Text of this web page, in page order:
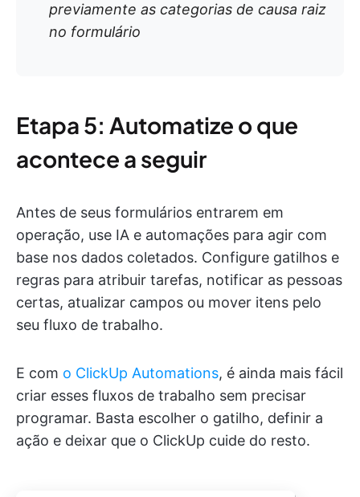
previamente as categorias de causa raiz
no formulário
Etapa 5: Automatize o que
acontece a seguir
Antes de seus formulários entrarem em
operação, use IA e automações para agir com
base nos dados coletados. Configure gatilhos e
regras para atribuir tarefas, notificar as pessoas
certas, atualizar campos ou mover itens pelo
seu fluxo de trabalho.
E com o ClickUp Automations, é ainda mais fácil
criar esses fluxos de trabalho sem precisar
programar. Basta escolher o gatilho, definir a
ação e deixar que o ClickUp cuide do resto.